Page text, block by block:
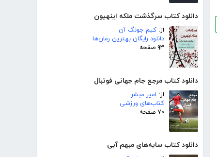
دانلود کتاب سرگذشت ملکه اینهیون
از: کیم جونگ آن
دانلود رایگان بهترین رمان‌ها
۹۳ صفحه
دانلود کتاب مرجع جام جهانی فوتبال
از: امیر مبشر
کتاب‌های ورزشی
۷۰ صفحه
دانلود کتاب سایه‌های مبهم آبی